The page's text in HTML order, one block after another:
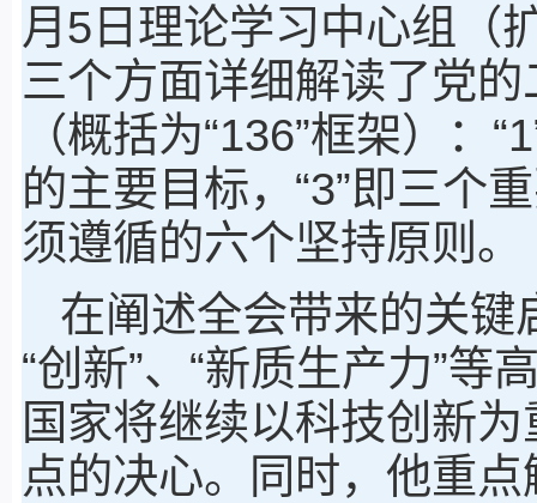
月5日理论学习中心组（
三个方面详细解读了党
（概括为“136”框架）：
的主要目标，“3”即三个
须遵循的六个坚持原则。
在阐述全会带来的关键
“创新”、“新质生产力”等
国家将继续以科技创新
点的决心。同时，他重